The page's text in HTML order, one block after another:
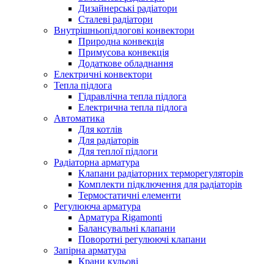
Дизайнерські радіатори
Сталеві радіатори
Внутрішньопідлогові конвектори
Природна конвекція
Примусова конвекція
Додаткове обладнання
Електричні конвектори
Тепла підлога
Гідравлічна тепла підлога
Електрична тепла підлога
Автоматика
Для котлів
Для радіаторів
Для теплої підлоги
Радіаторна арматура
Клапани радіаторних терморегуляторів
Комплекти підключення для радіаторів
Термостатичні елементи
Регулююча арматура
Арматура Rigamonti
Балансувальні клапани
Поворотні регулюючі клапани
Запірна арматура
Крани кульові